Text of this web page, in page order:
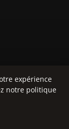
réservés.
expérience
notre politique